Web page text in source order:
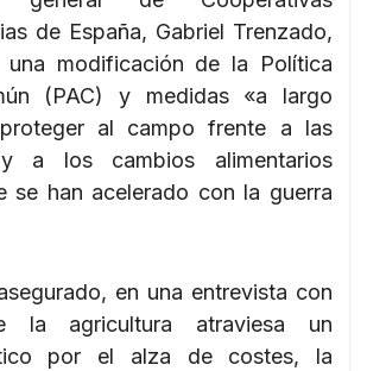
de España, Gabriel Trenzado,
una modificación de la Política
(PAC) y medidas «a largo
al campo frente a las
y a los cambios alimentarios
se han acelerado con la guerra
en una entrevista con
la agricultura atraviesa un
por el alza de costes, la